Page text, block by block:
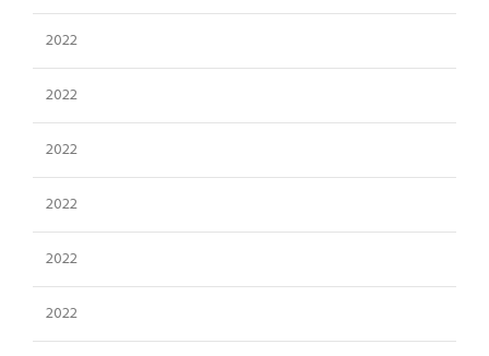
2022
2022
2022
2022
2022
2022